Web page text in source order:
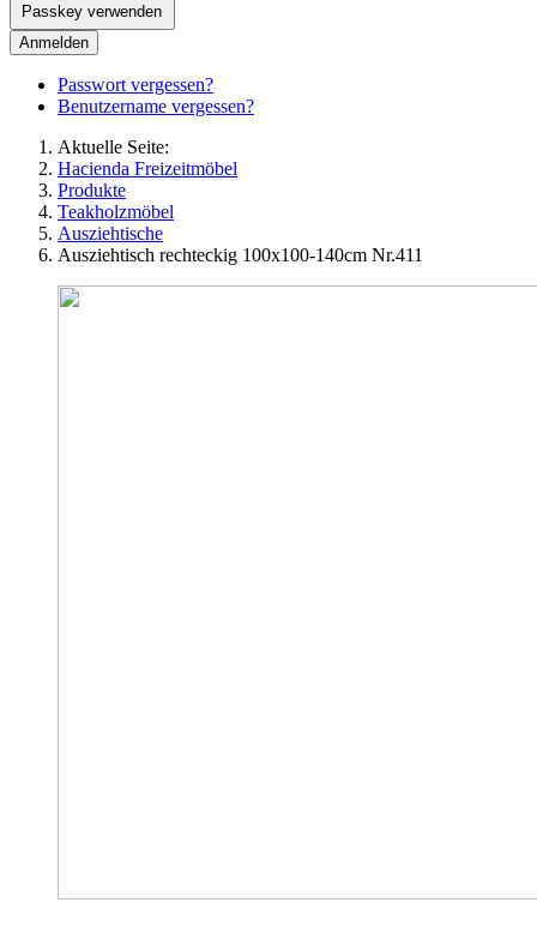
Passkey verwenden
Anmelden
Passwort vergessen?
Benutzername vergessen?
Aktuelle Seite:
Hacienda Freizeitmöbel
Produkte
Teakholzmöbel
Ausziehtische
Ausziehtisch rechteckig 100x100-140cm Nr.411